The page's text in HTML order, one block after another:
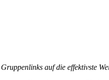
auf die effektivste